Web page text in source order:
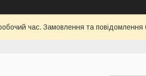
час. Замовлення та